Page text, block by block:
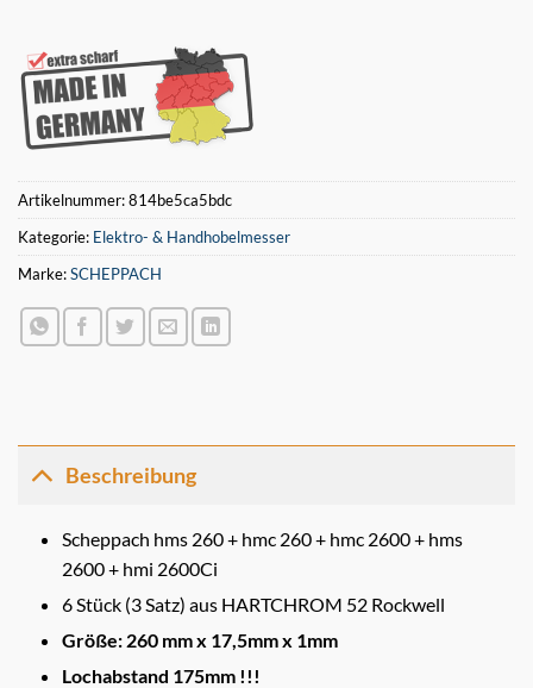
Artikelnummer:814be5ca5bdc
Kategorie: Elektro- & Handhobelmesser
Marke:SCHEPPACH
Beschreibung
Scheppach hms 260 + hmc 260 + hmc 2600 + hms
2600 + hmi 2600Ci
6 Stück (3 Satz) aus HARTCHROM 52 Rockwell
Größe: 260 mm x 17,5mm x 1mm
Lochabstand 175mm !!!